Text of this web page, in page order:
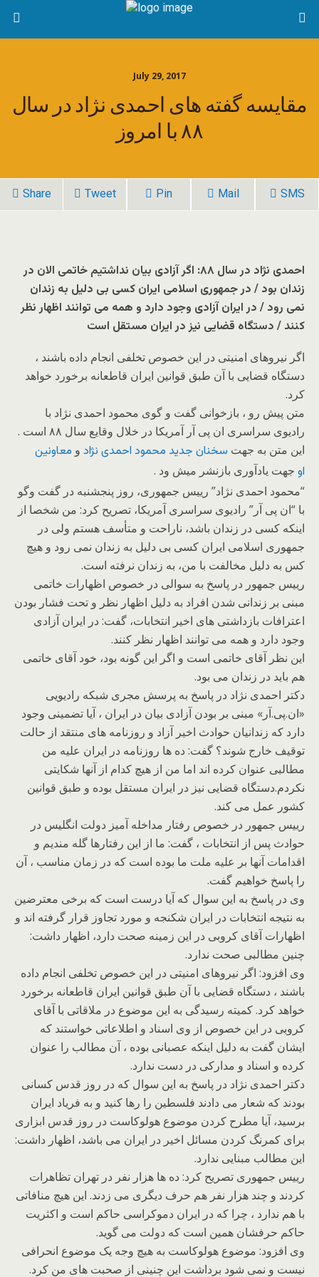
July 29, 2017
مقایسه گفته های احمدی نژاد در سال
۸۸ با امروز
Share Tweet Pin Mail SMS
احمدی نژاد در سال ۸۸: اگر آزادی بیان نداشتیم خاتمی الان در
زندان بود / در جمهوری اسلامی ایران کسی بی دلیل به زندان
نمی رود / در ایران آزادی وجود دارد و همه می توانند اظهار نظر
کنند / دستگاه قضایی نیز در ایران مستقل است
اگر نیروهای امنیتی در این خصوص تخلفی انجام داده باشند ،
دستگاه قضایی با آن طبق قوانین ایران قاطعانه برخورد خواهد
کرد.
متن پیش رو ، بازخوانی گفت و گوی محمود احمدی نژاد با
رادیوی سراسری ان پی آر آمریکا در خلال وقایع سال ۸۸ است .
این متن به جهت سخنان جدید محمود احمدی نژاد و معاونین
او جهت یادآوری بازنشر میش ود .
“محمود احمدی نژاد” رییس جمهوری، روز پنجشنبه در گفت وگو
با “ان پی آر” رادیوی سراسری آمریکا، تصریح کرد: من شخصا از
اینکه کسی در زندان باشد، ناراحت و متأسف هستم ولی در
جمهوری اسلامی ایران کسی بی دلیل به زندان نمی رود و هیچ
کس به دلیل مخالفت با من، به زندان نرفته است.
رییس جمهور در پاسخ به سوالی در خصوص اظهارات خاتمی
مبنی بر زندانی شدن افراد به دلیل اظهار نظر و تحت فشار بودن
اعترافات بازداشتی های اخیر انتخابات، گفت: در ایران آزادی
وجود دارد و همه می توانند اظهار نظر کنند.
این نظر آقای خاتمی است و اگر این گونه بود، خود آقای خاتمی
هم باید در زندان می بود.
دکتر احمدی نژاد در پاسخ به پرسش مجری شبکه رادیویی
«ان.پی.آر» مبنی بر بودن آزادی بیان در ایران ، آیا تضمینی وجود
دارد که زندانیان حوادث اخیر آزاد و روزنامه های منتقد از حالت
توقیف خارج شوند؟ گفت: ده ها روزنامه در ایران علیه من
مطالبی عنوان کرده اند اما من از هیچ کدام از آنها شکایتی
نکردم.دستگاه قضایی نیز در ایران مستقل بوده و طبق قوانین
کشور عمل می کند.
رییس جمهور در خصوص رفتار مداخله آمیز دولت انگلیس در
حوادث پس از انتخابات ، گفت: ما از این رفتارها گله مندیم و
اقدامات آنها بر علیه ملت ما بوده است که در زمان مناسب ، آن
را پاسخ خواهیم گفت.
وی در پاسخ به این سوال که آیا درست است که برخی معترضین
به نتیجه انتخابات در ایران شکنجه و مورد تجاوز قرار گرفته اند و
اظهارات آقای کروبی در این زمینه صحت دارد، اظهار داشت:
چنین مطالبی صحت ندارد.
وی افزود: اگر نیروهای امنیتی در این خصوص تخلفی انجام داده
باشند ، دستگاه قضایی با آن طبق قوانین ایران قاطعانه برخورد
خواهد کرد. کمیته رسیدگی به این موضوع در ملاقاتی با آقای
کروبی در این خصوص از وی اسناد و اطلاعاتی خواستند که
ایشان گفت به دلیل اینکه عصبانی بوده ، آن مطالب را عنوان
کرده و اسناد و مدارکی در دست ندارد.
دکتر احمدی نژاد در پاسخ به این سوال که در روز قدس کسانی
بودند که شعار می دادند فلسطین را رها کنید و به فریاد ایران
برسید، آیا مطرح کردن موضوع هولوکاست در روز قدس ابزاری
برای کمرنگ کردن مسائل اخیر در ایران می باشد، اظهار داشت:
این مطالب مبنایی ندارد.
رییس جمهوری تصریح کرد: ده ها هزار نفر در تهران تظاهرات
کردند و چند هزار نفر هم حرف دیگری می زدند. این هیچ منافاتی
با هم ندارد ، چرا که در ایران دموکراسی حاکم است و اکثریت
حاکم حرفشان همین است که دولت می گوید.
وی افزود: موضوع هولوکاست به هیچ وجه یک موضوع انحرافی
نیست و نمی شود برداشت این چنینی از صحبت های من کرد.